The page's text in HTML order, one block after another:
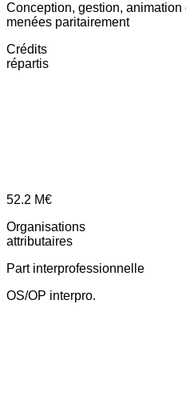
Conception, gestion,
menées paritairement
Crédits
répartis
52.2 M€
Organisations
attributaires
Part interprofessionnelle
OS/OP interpro.